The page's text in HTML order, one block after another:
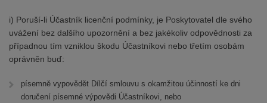
i) Poruší-li Účastník licenční podmínky, je Poskytovatel dle svého
uvážení bez dalšího upozornění a bez jakékoliv odpovědnosti za
případnou tím vzniklou škodu Účastníkovi nebo třetím osobám
oprávněn buď:
písemně vypovědět Dílčí smlouvu s okamžitou účinností ke dni
doručení písemné výpovědi Účastníkovi, nebo